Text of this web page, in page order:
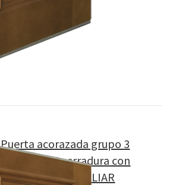
Puerta acorazada grupo 3
Modelo 315 cerradura con
PROTECTOR FAMILIAR